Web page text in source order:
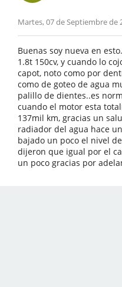
Martes, 07 de Septiembre de
Buenas soy nueva en
1.8t 150cv, y cuando lo
capot, noto como por
como de goteo de agua
palillo de dientes..es
cuando el motor esta
137mil km, gracias un
radiador del agua hace
bajado un poco el nivel
dijeron que igual por el
un poco gracias por